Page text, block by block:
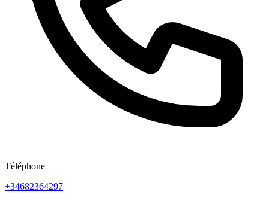
Téléphone
+34682364297